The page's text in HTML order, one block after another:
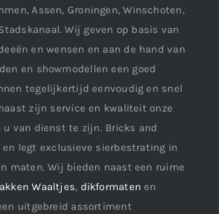
Assen, Groningen, Winschoten,
Wij geven op basis van
en wensen en aan de hand van
en showmodellen een goed
tegelijkertijd eenvoudig en snel
zijn service en kwaliteit onze
van dienst te zijn. Bricks and
en legt exclusieve sierbestrating in
maten. Wij bieden naast een ruime
Waaltjes, dikformaten en
uitgebreid assortiment